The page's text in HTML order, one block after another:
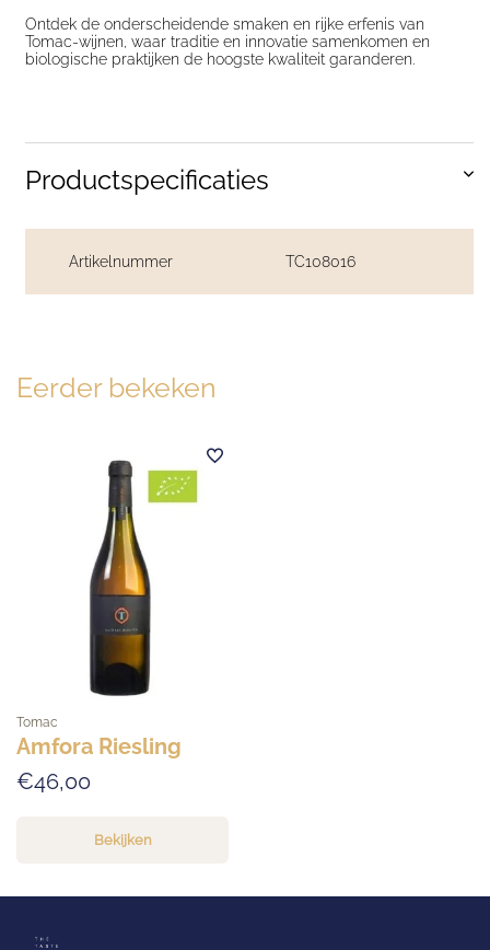
Ontdek de onderscheidende smaken en rijke erfenis van
Tomac-wijnen, waar traditie en innovatie samenkomen en
biologische praktijken de hoogste kwaliteit garanderen.
Productspecificaties
Artikelnummer TC108016
Eerder bekeken
Tomac
Amfora Riesling
€46,00
Bekijken